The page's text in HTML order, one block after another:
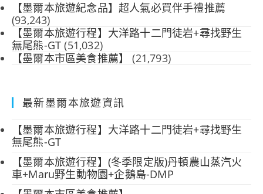
【墨爾本旅遊紀念品】超人氣必買伴手禮推薦
(93,243)
【墨爾本旅遊行程】大洋路十二門徒岩+尋找野生
無尾熊-GT (51,032)
【墨爾本市區美食推薦】
(21,793)
最新墨爾本旅遊資訊
【墨爾本旅遊行程】大洋路十二門徒岩+尋找野生
無尾熊-GT
【墨爾本旅遊行程】(冬季限定版)丹頓農山蒸汽火
車+Maru野生動物園+企鵝島-DMP